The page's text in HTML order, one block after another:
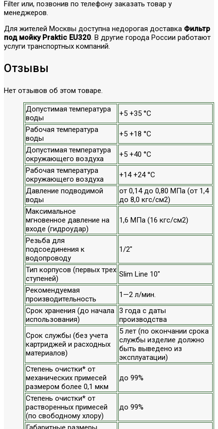
Filter или, позвонив по телефону заказать товар у
менеджеров.
Для жителей Москвы доступна недорогая доставка Фильтр
под мойку Praktic EU320. В другие города России работают
услуги транспортных компаний.
Отзывы
Нет отзывов об этом товаре.
Допустимая температура
воды
+5 +35 °С
Рабочая температура
воды
+5 +18 °С
Допустимая температура
окружающего воздуха
+5 +40 °С
Рабочая температура
окружающего воздуха
+14 +24 °С
Давление подводимой
воды
от 0,14 до 0,80 МПа (от 1,4
до 8,0 кгс/см2)
Максимальное
мгновенное давление на
входе (гидроудар)
1,6 МПа (16 кгс/см2)
Резьба для
подсоединения к
водопроводу
1/2"
Тип корпусов (первых трех
ступеней)
Slim Line 10"
Рекомендуемая
производительность
1—2 л/мин.
Срок хранения (до начала
использования)
3 года с даты
производства
Срок службы (без учета
картриджей и расходных
материалов)
5 лет (по окончании срока
службы изделие должно
быть выведено из
эксплуатации)
Степень очистки* от
механических примесей
размером более 0,1 мкм
до 99%
Степень очистки* от
растворенных примесей
(по свободному хлору)
до 99%